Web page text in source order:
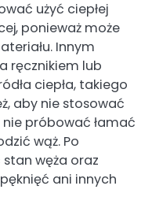
użyć ciepłej
ponieważ może
Innym
ręcznikiem lub
ciepła, takiego
aby nie stosować
próbować łamać
wąż. Po
węża oraz
ani innych